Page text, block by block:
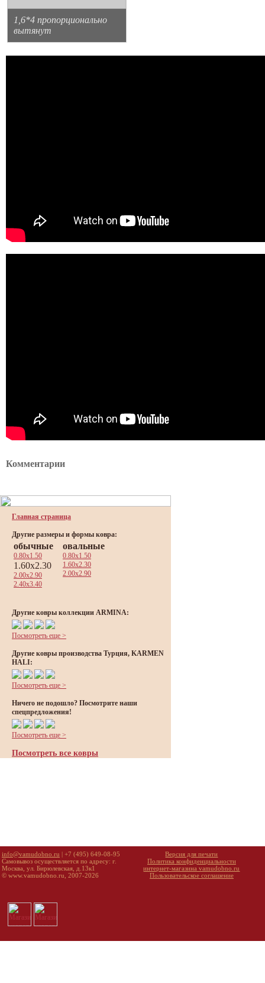
1,6*4 пропорционально
вытянут
Комментарии
Главная страница
Другие размеры и формы ковра:
обычные
0.80x1.50
1.60x2.30
2.00x2.90
2.40x3.40
овальные
0.80x1.50
1.60x2.30
2.00x2.90
Другие ковры коллекции ARMINA:
Посмотреть еще >
Другие ковры производства Турция, KARMEN
HALI:
Посмотреть еще >
Ничего не подошло? Посмотрите наши
спецпредложения!
Посмотреть еще >
Посмотреть все ковры
info@vamudobno.ru | +7 (495) 649-08-95
Самовывоз осуществляется по адресу: г.
Москва, ул. Бирюлевская, д.13к1
© www.vamudobno.ru, 2007-2026
Версия для печати
Политика конфиденциальности
интернет-магазина vamudobno.ru
Пользовательское соглашение